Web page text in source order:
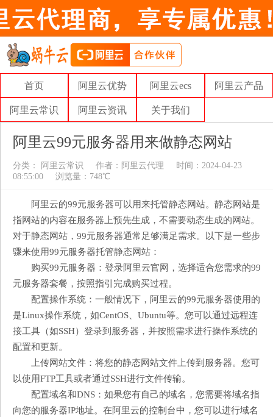
首页 阿里云优势 阿里云ecs 阿里云产品
阿里云常识 阿里云资讯 关于我们
阿里云99元服务器用来做静态网站
分类： 阿里云常识 作者： 阿里云代理
时间：2024-04-23
08:55:00
浏览量：748℃
阿里云的99元服务器可以用来托管静态网站。静态网站是
指网站的内容在服务器上预先生成，不需要动态生成的网站。
对于静态网站，99元服务器通常足够满足需求。以下是一些步
骤来使用99元服务器托管静态网站：
购买99元服务器：登录阿里云官网，选择适合您需求的99
元服务器套餐，按照指引完成购买过程。
配置操作系统：一般情况下，阿里云的99元服务器使用的
是Linux操作系统，如CentOS、Ubuntu等。您可以通过远程连
接工具（如SSH）登录到服务器，并按照需求进行操作系统的
配置和更新。
上传网站文件：将您的静态网站文件上传到服务器。您可
以使用FTP工具或者通过SSH进行文件传输。
配置域名和DNS：如果您有自己的域名，您需要将域名指
向您的服务器IP地址。在阿里云的控制台中，您可以进行域名